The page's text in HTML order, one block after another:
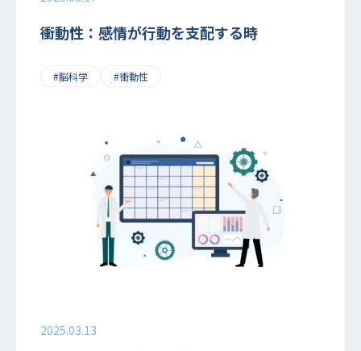
衝動性：感情が行動を支配する時
#脳科学 #衝動性
2025.03.13